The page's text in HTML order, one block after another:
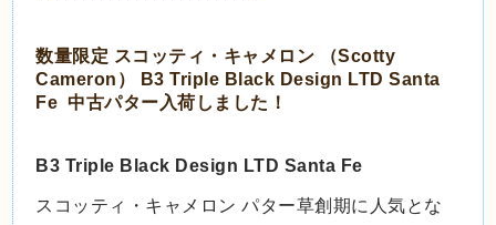
数量限定 スコッティ・キャメロン （Scotty
Cameron） B3 Triple Black Design LTD Santa
Fe 中古パター入荷しました！
B3 Triple Black Design LTD Santa Fe
スコッティ・キャメロン パター草創期に人気とな